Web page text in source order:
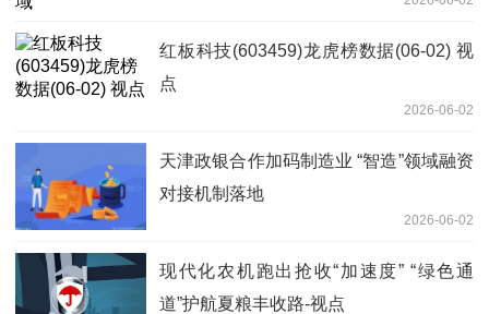
红板科技(603459)龙虎榜数据(06-02) 视
点
2026-06-02
天津政银合作加码制造业 “智造”领域融资
对接机制落地
2026-06-02
现代化农机跑出抢收“加速度” “绿色通
道”护航夏粮丰收路‌-视点